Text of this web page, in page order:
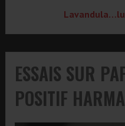
ESSAIS SUR
POSITIF